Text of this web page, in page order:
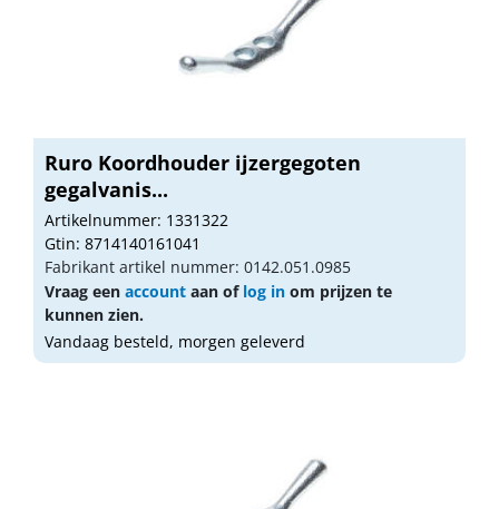
Ruro Koordhouder ijzergegoten
gegalvanis...
Artikelnummer: 1331322
Gtin: 8714140161041
Fabrikant artikel nummer: 0142.051.0985
Vraag een account aan of log in om prijzen te
kunnen zien.
Vandaag besteld, morgen geleverd